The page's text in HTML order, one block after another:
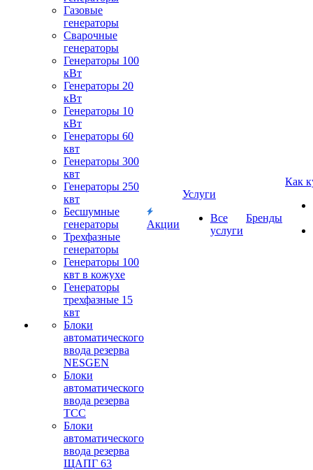
Газовые
генераторы
Сварочные
генераторы
Генераторы 100
кВт
Генераторы 20
кВт
Генераторы 10
кВт
Генераторы 60
квт
Генераторы 300
квт
Генераторы 250
квт
Бесшумные
генераторы
Трехфазные
генераторы
Генераторы 100
квт в кожухе
Генераторы
трехфазные 15
квт
Блоки
автоматического
ввода резерва
NESGEN
Блоки
автоматического
ввода резерва
ТСС
Блоки
автоматического
ввода резерва
ЩАПГ 63
Акции
Услуги
Все
услуги
Бренды
Как